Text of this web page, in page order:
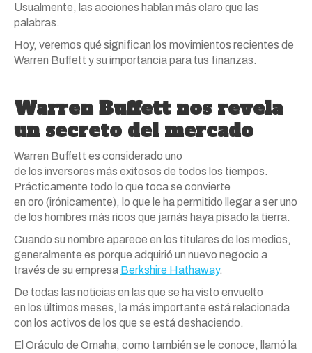
Usualmente, las acciones hablan más claro que las
palabras.
Hoy, veremos qué significan los movimientos recientes de
Warren Buffett y su importancia para tus finanzas.
Warren Buffett nos revela
un secreto del mercado
Warren Buffett es considerado uno
de los inversores más exitosos de todos los tiempos.
Prácticamente todo lo que toca se convierte
en oro (irónicamente), lo que le ha permitido llegar a ser uno
de los hombres más ricos que jamás haya pisado la tierra.
Cuando su nombre aparece en los titulares de los medios,
generalmente es porque adquirió un nuevo negocio a
través de su empresa Berkshire Hathaway.
De todas las noticias en las que se ha visto envuelto
en los últimos meses, lamás importante está relacionada
con los activos de los que se está deshaciendo.
El Oráculo de Omaha, como también se le conoce, llamó la